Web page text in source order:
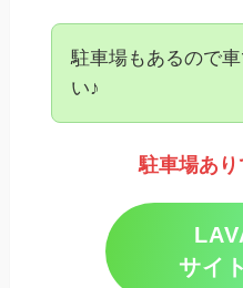
駐車場もあるので
い♪
駐車場あ
サイ